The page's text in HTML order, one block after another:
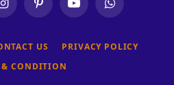
InstagramPinterestYouTubeWhatsApp
US
PRIVACY POLICY
& CONDITION